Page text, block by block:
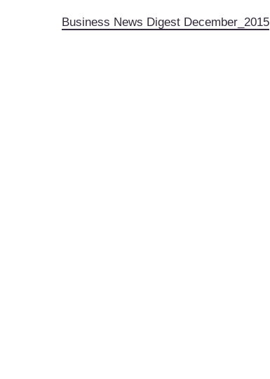
Business News Digest December_2015